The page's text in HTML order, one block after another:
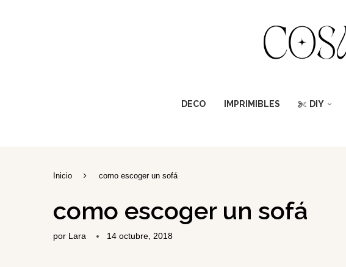
DECO IMPRIMIBLES DIY
Inicio como escoger un sofá
como escoger un sofá
por Lara 14 octubre, 2018